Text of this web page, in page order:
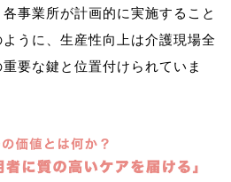
事業所が計画的に実施すること
うに、生産性向上は介護現場全
要な鍵と位置付けられていま